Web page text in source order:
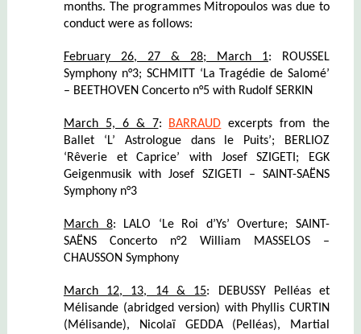
months. The programmes Mitropoulos was due to
conduct were as follows:
February 26, 27 & 28; March 1: ROUSSEL
Symphony n°3; SCHMITT ‘La Tragédie de Salomé’
– BEETHOVEN Concerto n°5 with Rudolf SERKIN
March 5, 6 & 7: BARRAUD excerpts from the
Ballet ‘L’ Astrologue dans le Puits’; BERLIOZ
‘Rêverie et Caprice’ with Josef SZIGETI; EGK
Geigenmusik with Josef SZIGETI – SAINT-SAËNS
Symphony n°3
March 8: LALO ‘Le Roi d’Ys’ Overture; SAINT-
SAËNS Concerto n°2 William MASSELOS –
CHAUSSON Symphony
March 12, 13, 14 & 15: DEBUSSY Pelléas et
Mélisande (abridged version) with Phyllis CURTIN
(Mélisande), Nicolaï GEDDA (Pelléas), Martial